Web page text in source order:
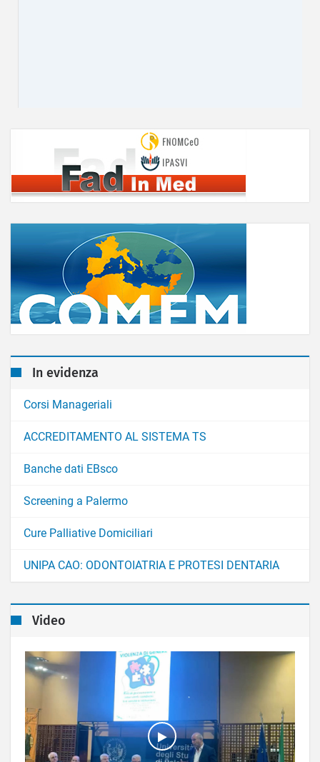
In evidenza
Corsi Manageriali
ACCREDITAMENTO AL SISTEMA TS
Banche dati EBsco
Screening a Palermo
Cure Palliative Domiciliari
UNIPA CAO: ODONTOIATRIA E PROTESI DENTARIA
Video